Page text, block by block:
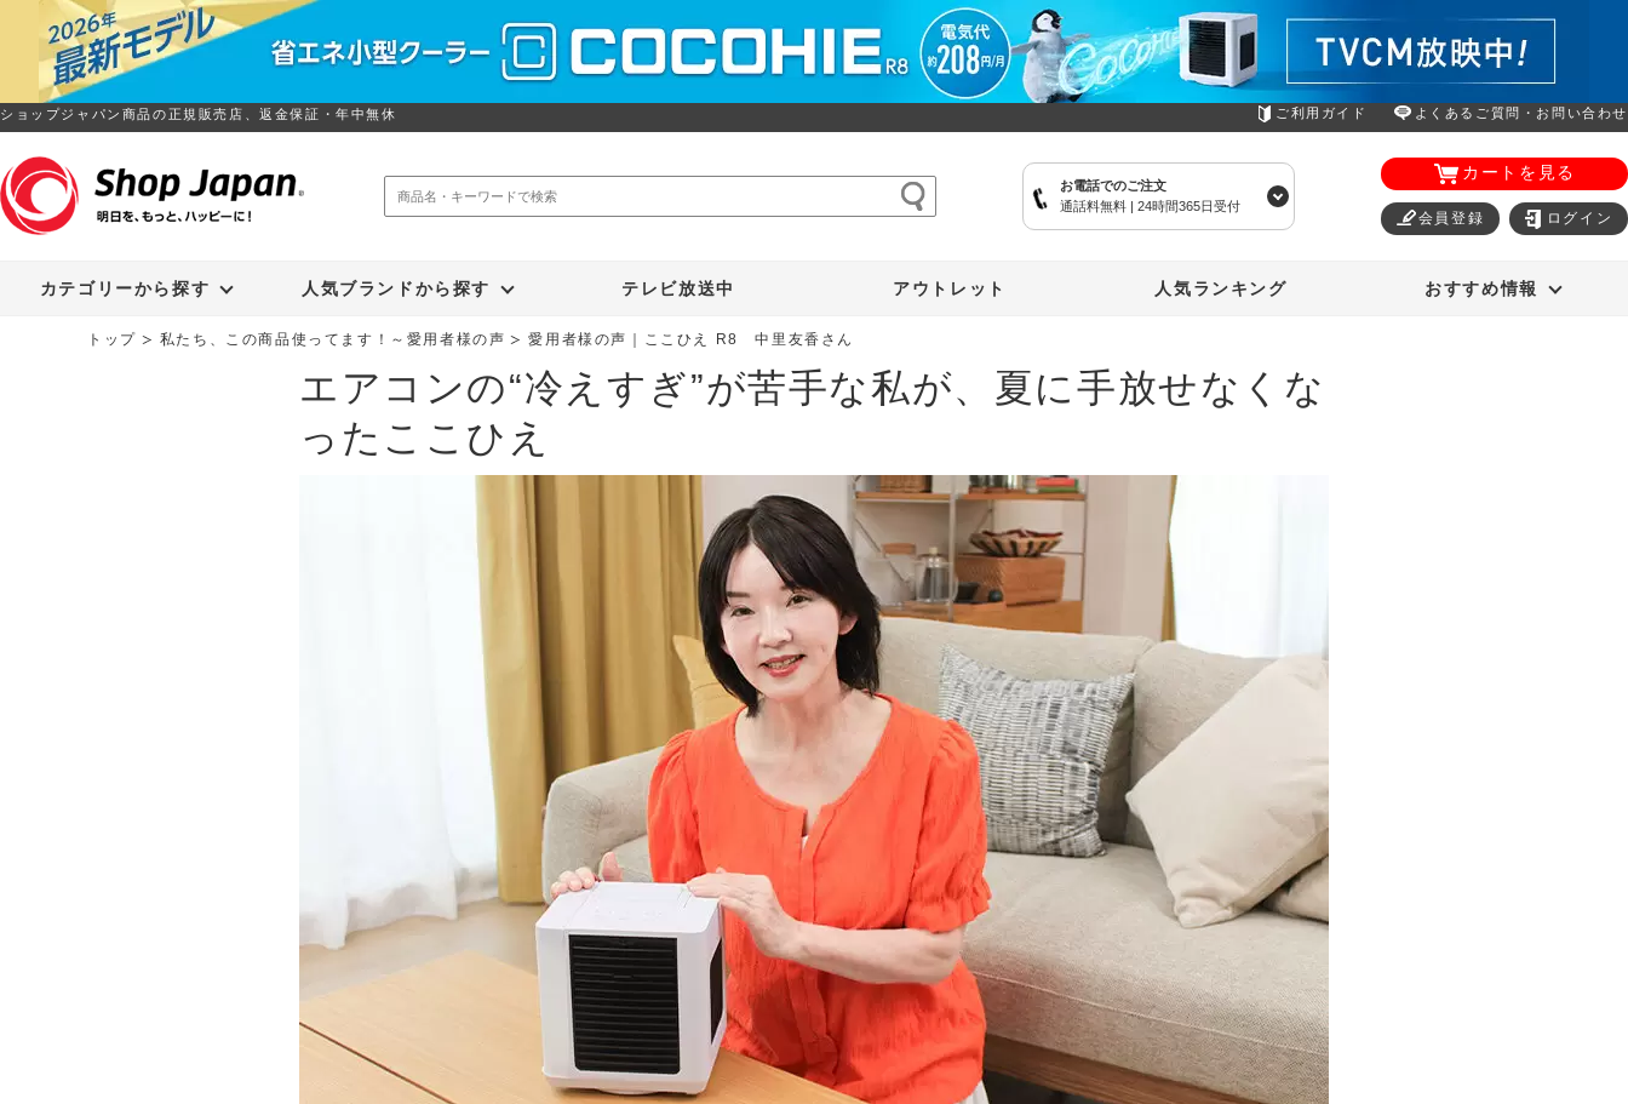
ショップジャパン商品の正規販売店、返金保証・年中無休 ご利用ガイド よくあるご質問・お問い合わせ
お電話でのご注文
通話料無料 | 24時間365日受付
カートを見る
会員登録 ログイン
カテゴリーから探す 人気ブランドから探す テレビ放送中 アウトレット 人気ランキング おすすめ情報
トップ 私たち、この商品使ってます！～愛用者様の声 愛用者様の声｜ここひえ R8 中里友香さん
エアコンの“冷えすぎ”が苦手な私が、夏に手放せなくな
ったここひえ